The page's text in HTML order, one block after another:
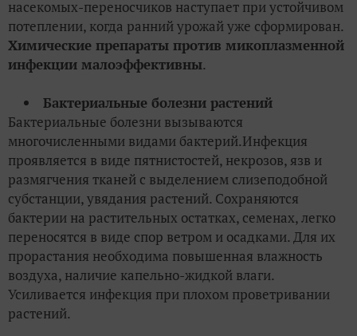
насекомых-переносчиков наступает при устойчивом
потеплении, когда ранний урожай уже сформирован.
Химические препараты против микоплазменной
инфекции малоэффективны.
Бактериальные болезни растений
Бактериальные болезни вызываются
многочисленными видами бактерий.Инфекция
проявляется в виде пятнистостей, некрозов, язв и
размягчения тканей с выделением слизеподобной
субстанции, увядания растений. Сохраняются
бактерии на растительных остатках, семенах, легко
переносятся в виде спор ветром и осадками. Для их
прорастания необходима повышенная влажность
воздуха, наличие капельно-жидкой влаги.
Усиливается инфекция при плохом проветривании
растений.